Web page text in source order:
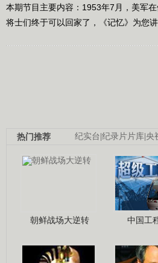
本期节目主要内容：1953年7月，美军
将士们终于可以回家了，《记忆》为您
纪实台 纪录片片库 央
热门推荐
朝鲜战场大逆转 中国工